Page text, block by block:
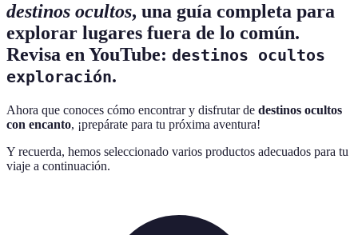
destinos ocultos, una guía completa para
explorar lugares fuera de lo común.
Revisa en YouTube: destinos ocultos
exploración.
Ahora que conoces cómo encontrar y disfrutar de destinos ocultos
con encanto, ¡prepárate para tu próxima aventura!
Y recuerda, hemos seleccionado varios productos adecuados para tu
viaje a continuación.